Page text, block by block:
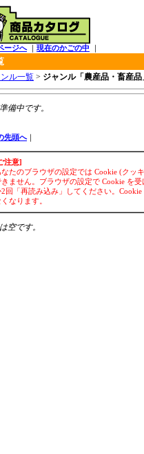
ージへ｜ 現在のかごの中
ル一覧 > ジャンル「農産品・畜産
備中です。
先頭へ｜
注意]
なたのブラウザの設定では Cookie (クッ
きません。ブラウザの設定で Cookie を
2回「再読み込み」してください。
なります。
空です。